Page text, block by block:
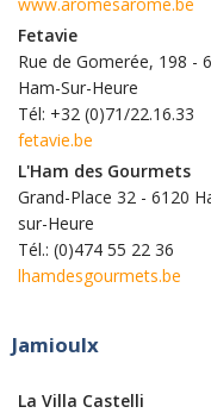
www.aromesarome.be
Fetavie
Rue de Gomerée, 198 -
Ham-Sur-Heure
Tél: +32 (0)71/22.16.33
fetavie.be
L'Ham des Gourmets
Grand-Place 32 - 6120
sur-Heure
Tél.: (0)474 55 22 36
lhamdesgourmets.be
Jamioulx
La Villa Castelli